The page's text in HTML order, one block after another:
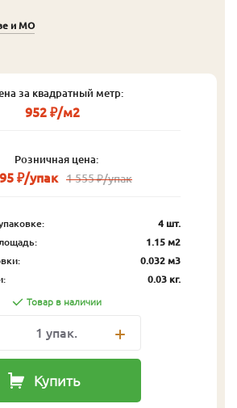
и МО
за квадратный метр:
952 ₽/м2
Розничная цена:
₽/упак 1 555 ₽/упак
4 шт.
1.15 м2
0.032 м3
0.03 кг.
Товар в наличии
1 упак.
Купить